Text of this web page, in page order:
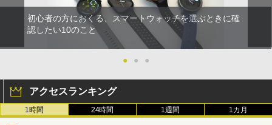
初心者の方におくる、スマートウォッチを選ぶときに確
認したい10のこと
● ● ●
アクセスランキング
1時間 24時間 1週間 1カ月